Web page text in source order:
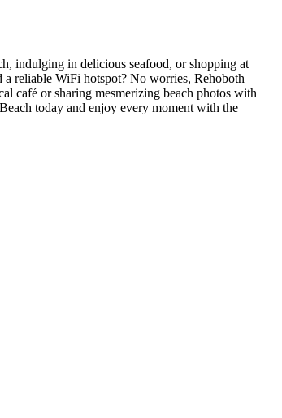
indulging in delicious seafood, or shopping at
reliable WiFi hotspot? No worries, Rehoboth
café or sharing mesmerizing beach photos with
today and enjoy every moment with the